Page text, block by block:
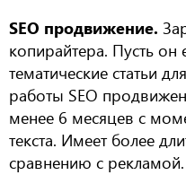
SEO продвижение.
копирайтера. Пусть он
тематические статьи
работы SEO
менее 6 месяцев с
текста. Имеет более
сравнению с рекламой.